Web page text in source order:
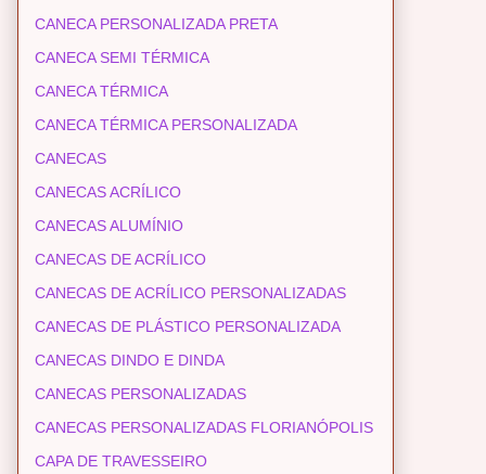
CANECA PERSONALIZADA PRETA
CANECA SEMI TÉRMICA
CANECA TÉRMICA
CANECA TÉRMICA PERSONALIZADA
CANECAS
CANECAS ACRÍLICO
CANECAS ALUMÍNIO
CANECAS DE ACRÍLICO
CANECAS DE ACRÍLICO PERSONALIZADAS
CANECAS DE PLÁSTICO PERSONALIZADA
CANECAS DINDO E DINDA
CANECAS PERSONALIZADAS
CANECAS PERSONALIZADAS FLORIANÓPOLIS
CAPA DE TRAVESSEIRO